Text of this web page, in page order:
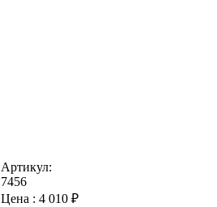
Артикул:
7456
Цена : 4 010 ₽